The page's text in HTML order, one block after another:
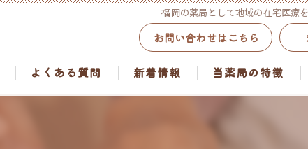
福岡の薬局として地域の在宅医療
お問い合わせはこちら
よくある質問 新着情報 当薬局の特徴